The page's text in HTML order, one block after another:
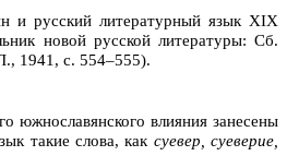
и русский литературный язык XIX
новой русской литературы: Сб.
1941, с. 554–555).
южнославянского влияния занесены
такие слова, как суевер, суеверие,